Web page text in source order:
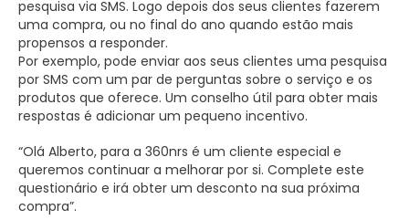
pesquisa via SMS. Logo depois dos seus clientes fazerem
uma compra, ou no final do ano quando estão mais
propensos a responder.
Por exemplo, pode enviar aos seus clientes uma pesquisa
por SMS com um par de perguntas sobre o serviço e os
produtos que oferece. Um conselho útil para obter mais
respostas é adicionar um pequeno incentivo.
“Olá Alberto, para a 360nrs é um cliente especial e
queremos continuar a melhorar por si. Complete este
questionário e irá obter um desconto na sua próxima
compra”.